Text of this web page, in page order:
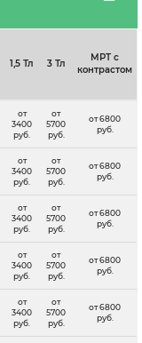
1,5 Тл 3 Тл
МРТ с
контрастом
от
3400
руб.
от
5700
руб.
от 6800
руб.
от
3400
руб.
от
5700
руб.
от 6800
руб.
от
3400
руб.
от
5700
руб.
от 6800
руб.
от
3400
руб.
от
5700
руб.
от 6800
руб.
от
3400
руб.
от
5700
руб.
от 6800
руб.